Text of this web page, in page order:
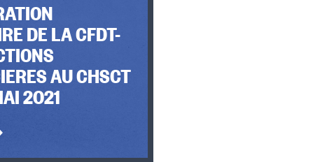
DE LA CFDT-
AU CHSCT
2021